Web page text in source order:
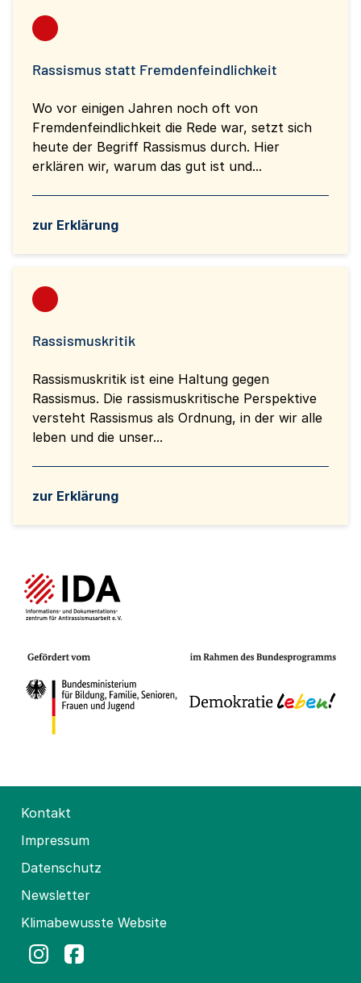
Rassismus statt Fremdenfeindlichkeit
Wo vor einigen Jahren noch oft von
Fremdenfeindlichkeit die Rede war, setzt sich
heute der Begriff Rassismus durch. Hier
erklären wir, warum das gut ist und...
zur Erklärung
Rassismuskritik
Rassismuskritik ist eine Haltung gegen
Rassismus. Die rassismuskritische Perspektive
versteht Rassismus als Ordnung, in der wir alle
leben und die unser...
zur Erklärung
Kontakt
Impressum
Datenschutz
Newsletter
Klimabewusste Website